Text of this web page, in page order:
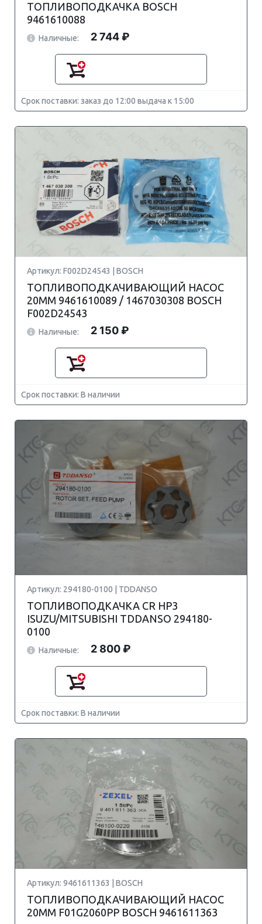
ТОПЛИВОПОДКАЧКА BOSCH
9461610088
Наличные: 2 744 ₽
Срок поставки: заказ до 12:00 выдача к 15:00
Артикул: F002D24543 | BOSCH
ТОПЛИВОПОДКАЧИВАЮЩИЙ НАСОС
20MM 9461610089 / 1467030308 BOSCH
F002D24543
Наличные: 2 150 ₽
Срок поставки: В наличии
Артикул: 294180-0100 | TDDANSO
ТОПЛИВОПОДКАЧКА CR HP3
ISUZU/MITSUBISHI TDDANSO 294180-
0100
Наличные: 2 800 ₽
Срок поставки: В наличии
Артикул: 9461611363 | BOSCH
ТОПЛИВОПОДКАЧИВАЮЩИЙ НАСОС
20MM F01G2060PP BOSCH 9461611363